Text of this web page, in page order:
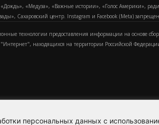
персональных данных с
«Медуза», «Важные истории», «Голос Америки»,
Сахаровский центр. Instagram и Facebook (Metа)
технологии предоставления информации на основе
находящихся на территории Российской